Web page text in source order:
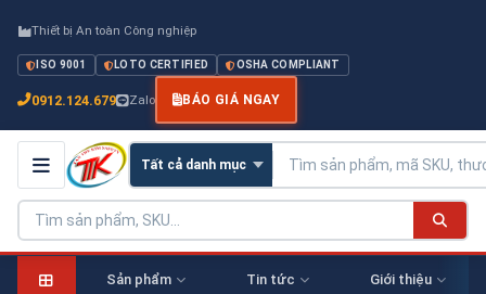
Thiết bị An toàn Công nghiệp
ISO 9001 LOTO CERTIFIED OSHA COMPLIANT
0912.124.679 Zalo BÁO GIÁ NGAY
Sản phẩm Tin tức Giới thiệu